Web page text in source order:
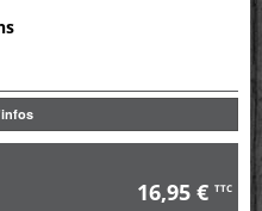
16,95 € TTC